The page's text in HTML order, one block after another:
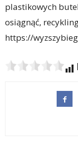
plastikowych
osiągnąć,
https://